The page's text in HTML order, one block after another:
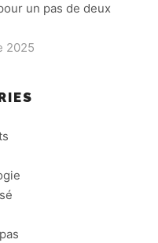
un pas de deux
2025